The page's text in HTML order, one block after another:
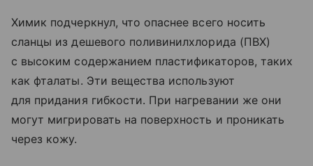
Химик подчеркнул, что опаснее всего носить
сланцы из дешевого поливинилхлорида (ПВХ)
с высоким содержанием пластификаторов, таких
как фталаты. Эти вещества используют
для придания гибкости. При нагревании же они
могут мигрировать на поверхность и проникать
через кожу.